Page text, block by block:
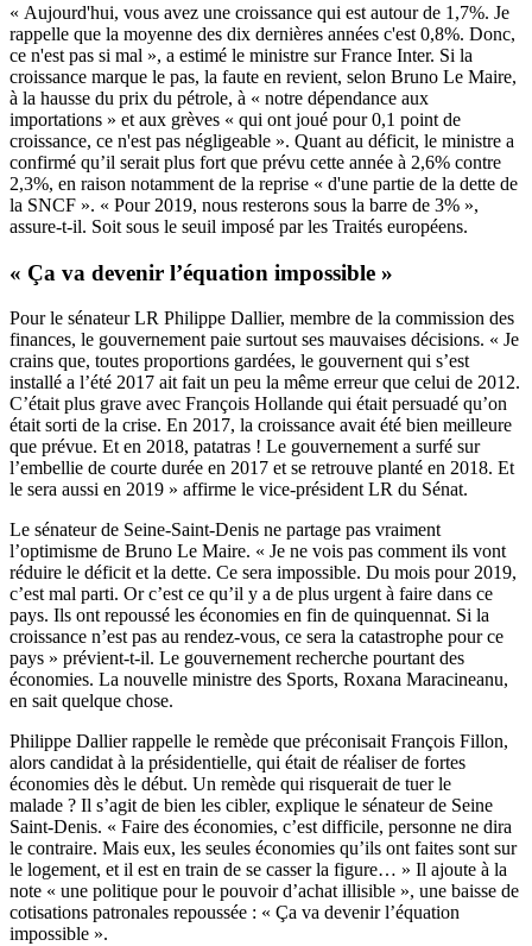
« Aujourd'hui, vous avez une croissance qui est autour de 1,7%. Je
rappelle que la moyenne des dix dernières années c'est 0,8%. Donc,
ce n'est pas si mal », a estimé le ministre sur France Inter. Si la
croissance marque le pas, la faute en revient, selon Bruno Le Maire,
à la hausse du prix du pétrole, à « notre dépendance aux
importations » et aux grèves « qui ont joué pour 0,1 point de
croissance, ce n'est pas négligeable ». Quant au déficit, le ministre a
confirmé qu’il serait plus fort que prévu cette année à 2,6% contre
2,3%, en raison notamment de la reprise « d'une partie de la dette de
la SNCF ». « Pour 2019, nous resterons sous la barre de 3% »,
assure-t-il. Soit sous le seuil imposé par les Traités européens.
« Ça va devenir l’équation impossible »
Pour le sénateur LR Philippe Dallier, membre de la commission des
finances, le gouvernement paie surtout ses mauvaises décisions. « Je
crains que, toutes proportions gardées, le gouvernent qui s’est
installé a l’été 2017 ait fait un peu la même erreur que celui de 2012.
C’était plus grave avec François Hollande qui était persuadé qu’on
était sorti de la crise. En 2017, la croissance avait été bien meilleure
que prévue. Et en 2018, patatras ! Le gouvernement a surfé sur
l’embellie de courte durée en 2017 et se retrouve planté en 2018. Et
le sera aussi en 2019 » affirme le vice-président LR du Sénat.
Le sénateur de Seine-Saint-Denis ne partage pas vraiment
l’optimisme de Bruno Le Maire. « Je ne vois pas comment ils vont
réduire le déficit et la dette. Ce sera impossible. Du mois pour 2019,
c’est mal parti. Or c’est ce qu’il y a de plus urgent à faire dans ce
pays. Ils ont repoussé les économies en fin de quinquennat. Si la
croissance n’est pas au rendez-vous, ce sera la catastrophe pour ce
pays » prévient-t-il. Le gouvernement recherche pourtant des
économies. La nouvelle ministre des Sports, Roxana Maracineanu,
en sait quelque chose.
Philippe Dallier rappelle le remède que préconisait François Fillon,
alors candidat à la présidentielle, qui était de réaliser de fortes
économies dès le début. Un remède qui risquerait de tuer le
malade ? Il s’agit de bien les cibler, explique le sénateur de Seine
Saint-Denis. « Faire des économies, c’est difficile, personne ne dira
le contraire. Mais eux, les seules économies qu’ils ont faites sont sur
le logement, et il est en train de se casser la figure… » Il ajoute à la
note « une politique pour le pouvoir d’achat illisible », une baisse de
cotisations patronales repoussée : « Ça va devenir l’équation
impossible ».